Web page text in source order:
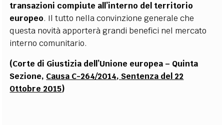
transazioni compiute all’interno del territorio
europeo. Il tutto nella convinzione generale che
questa novità apporterà grandi benefici nel mercato
interno comunitario.
(Corte di Giustizia dell’Unione europea – Quinta
Sezione, Causa C-264/2014, Sentenza del 22
Ottobre 2015)